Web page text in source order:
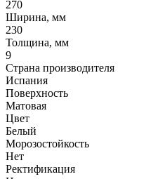
270
Ширина, мм
230
Толщина, мм
9
Страна производителя
Испания
Поверхность
Матовая
Цвет
Белый
Морозостойкость
Нет
Ректификация